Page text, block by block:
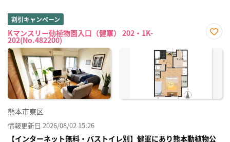
割引キャンペーン
Kマンスリー動植物園入口（健軍） 202・1K-
202(No.482200)
に入
熊本市東区
情報更新日 2026/08/02 15:26
【インターネット無料・バストイレ別】健軍にあり熊本動植物公